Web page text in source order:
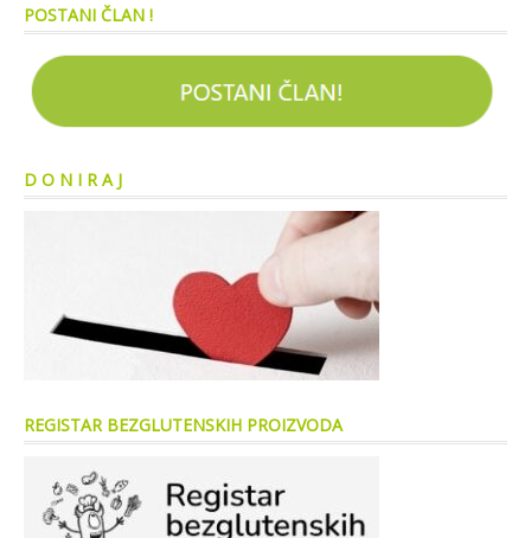
POSTANI ČLAN !
D O N I R A J
REGISTAR BEZGLUTENSKIH PROIZVODA